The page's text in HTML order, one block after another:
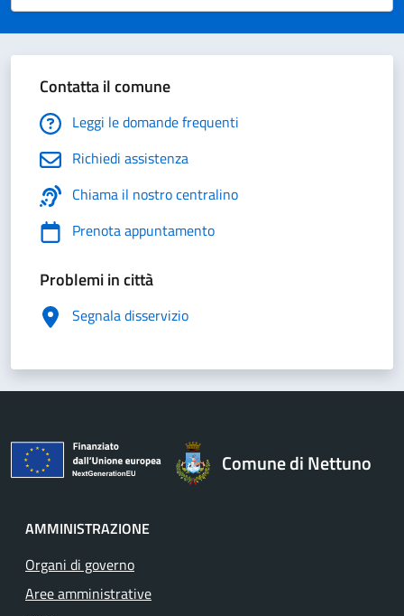
Valuta 5 stelle su 5
Valuta 4 stelle su 5
Valuta 3 stelle su 5
Valuta 2 stelle su 5
Valuta 1 stelle su 5
Contatta il comune
Leggi le domande frequenti
Richiedi assistenza
Chiama il nostro centralino
Prenota appuntamento
Problemi in città
Segnala disservizio
Comune di Nettuno
AMMINISTRAZIONE
Organi di governo
Aree amministrative